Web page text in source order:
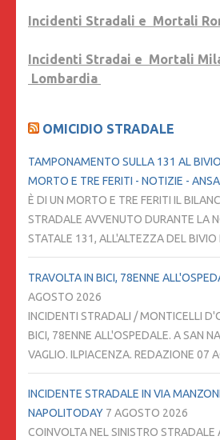
Incidenti Stradali e Mortali
Incidenti Stradai e Mortali
Lombardia
OMICIDIO STRADALE
TAMPONAMENTO SULLA 131 AL
MORTO E TRE FERITI - NOTIZIE -
È DI UN MORTO E TRE FERITI IL
STRADALE AVVENUTO DURANTE LA
STATALE 131, ALL'ALTEZZA DEL BIVIO
TRAVOLTA IN BICI, 78ENNE
AGOSTO 2026
INCIDENTI STRADALI / MONTICELLI
BICI, 78ENNE ALL'OSPEDALE. A SAN
VAGLIO. ILPIACENZA. REDAZIONE 07
INCIDENTE STRADALE IN VIA
NAPOLITODAY 7 AGOSTO 2026
COINVOLTA NEL SINISTRO STRADALE